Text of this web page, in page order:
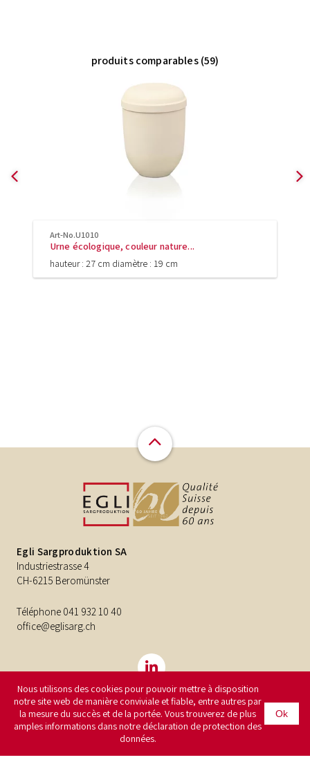
produits comparables (59)
Art-No.U1010
Urne écologique, couleur nature...
hauteur : 27 cm diamètre : 19 cm
Egli Sargproduktion SA
Industriestrasse 4
CH-6215 Beromünster
Téléphone 041 932 10 40
office@eglisarg.ch
©2026Egli Sargproduktion SA Impressum
Protection des
données
Nous utilisons des cookies pour pouvoir mettre à disposition
notre site web de manière conviviale et fiable, entre autres par
la mesure du succès et de la portée. Vous trouverez de plus
amples informations dans notre déclaration de protection des
données.
Ok